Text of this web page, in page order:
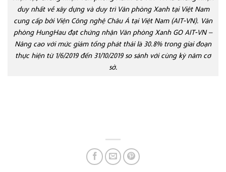
duy nhất về xây dựng và duy trì Văn phòng Xanh tại Việt Nam
cung cấp bởi Viện Công nghệ Châu Á tại Việt Nam (AIT-VN). Văn
phòng HungHau đạt chứng nhận Văn phòng Xanh GO AIT-VN –
Nâng cao với mức giảm tổng phát thải là 30.8% trong giai đoạn
thực hiện từ 1/6/2019 đến 31/10/2019 so sánh với cùng kỳ năm cơ
sở.